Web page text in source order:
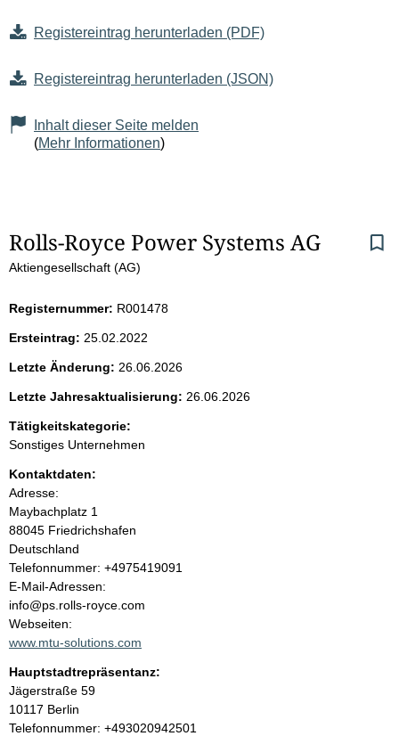
Registereintrag herunterladen (PDF)
Registereintrag herunterladen (JSON)
Inhalt dieser Seite melden
(Mehr Informationen)
S
e
i
t
e
n
i
n
h
a
l
t
Rolls-Royce Power Systems AG
Aktiengesellschaft (AG)
Registernummer: R001478
Ersteintrag: 25.02.2022
Letzte Änderung: 26.06.2026
Letzte Jahresaktualisierung: 26.06.2026
Tätigkeitskategorie:
Sonstiges Unternehmen
Kontaktdaten:
Adresse:
Maybachplatz 1
88045 Friedrichshafen
Deutschland
K
o
n
t
a
t
i
n
Telefonnummer: +4975419091
E-Mail-Adressen:
info@ps.rolls-royce.com
Webseiten:
www.mtu-solutions.com
Hauptstadtrepräsentanz:
A
d
r
Jägerstraße 59
10117 Berlin
K
Telefonnummer: +493020942501